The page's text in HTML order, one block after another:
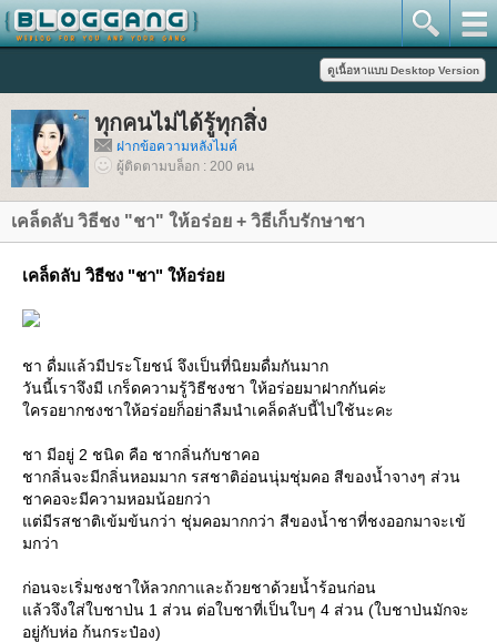
ทุกคนไม่ได้รู้ทุกสิ่ง
ฝากข้อความหลังไมค์
ผู้ติดตามบล็อก : 200 คน
เคล็ดลับ วิธีชง "ชา" ให้อร่อย + วิธีเก็บรักษาชา
เคล็ดลับ วิธีชง "ชา" ให้อร่อ
ชา ดื่มแล้วมีประโยชน์ จึงเป็นที่นิยมดื่มกันมาก
วันนี้เราจึงมี เกร็ดความรู้วิธีชงชา ให้อร่อยมาฝากกันค่ะ
ครอยากชงชาให้อร่อยก็อย่าลืมนำเคล็ดลับนี้ไปใช้นะคะ
ชา มีอยู่ 2 ชนิด คือ ชากลิ่นกับชาคอ
ชากลิ่นจะมีกลิ่นหอมมาก รสชาติอ่อนนุ่มชุ่มคอ สีของน้ำจางๆ ส่วน
ชาคอจะมีความหอมน้อยกว่า
ต่มีรสชาติเข้มข้นกว่า ชุ่มคอมากกว่า สีของน้ำชาที่ชงออกมาจะเข้
มกว่า
ก่อนจะเริ่มชงชาให้ลวกกาและถ้วยชาด้วยน้ำร้อนก่อน
ล้วจึงใส่ใบชาป่น 1 ส่วน ต่อใบชาที่เป็นใบๆ 4 ส่วน (ใบชาป่นมักจะ
อยู่กับห่อ ก้นกระป๋อง)